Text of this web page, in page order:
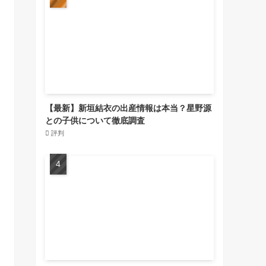
【最新】新垣結衣の出産情報は本当？星野源
との子供について徹底調査
評判